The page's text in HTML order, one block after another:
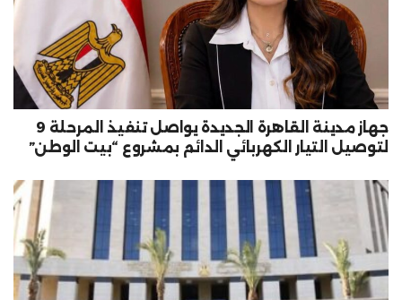
جهاز مدينة القاهرة الجديدة يواصل تنفيذ المرحلة 9
لتوصيل التيار الكهربائي الدائم بمشروع “بيت الوطن”